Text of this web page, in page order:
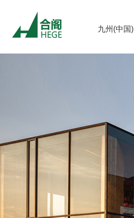
九州(中国)